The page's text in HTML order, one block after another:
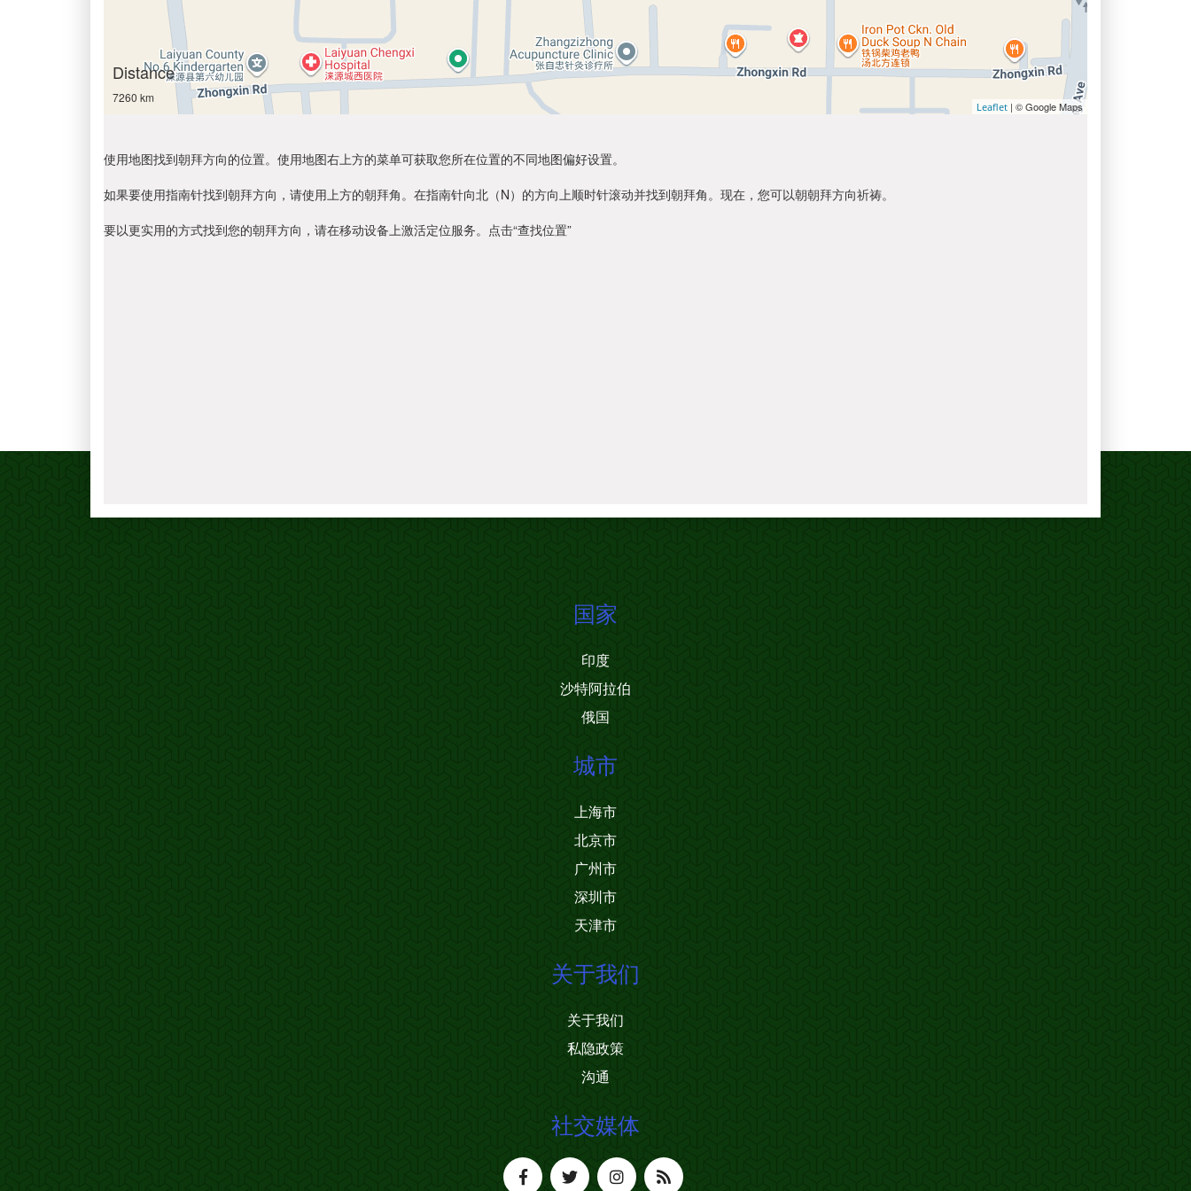
Distance
7260 km
Leaflet | © Google Maps
使用地图找到朝拜方向的位置。使用地图右上方的菜单可获取您所在位置的不同地图偏好设置。
如果要使用指南针找到朝拜方向，请使用上方的朝拜角。在指南针向北（N）的方向上顺时针滚动并找到朝拜角。现在，您可以朝朝拜方向祈祷。
要以更实用的方式找到您的朝拜方向，请在移动设备上激活定位服务。点击“查找位置”
国家
印度
沙特阿拉伯
俄国
城市
上海市
北京市
广州市
深圳市
天津市
关于我们
关于我们
私隐政策
沟通
社交媒体